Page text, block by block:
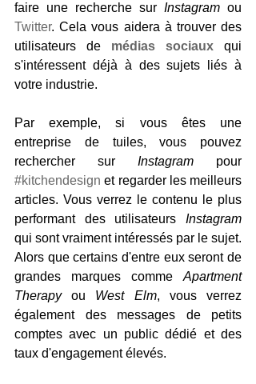
faire une recherche sur Instagram
Twitter. Cela vous aidera à trouver des
utilisateurs de médias sociaux qui
s'intéressent déjà à des sujets liés à
votre industrie.
Par exemple, si vous êtes une
entreprise de tuiles, vous pouvez
rechercher sur Instagram
#kitchendesign et regarder les meilleurs
articles. Vous verrez le contenu le plus
performant des utilisateurs Instagram
qui sont vraiment intéressés par le sujet.
Alors que certains d'entre eux seront de
grandes marques comme Apartment
Therapy ou West Elm, vous verrez
également des messages de petits
comptes avec un public dédié et des
taux d'engagement élevés.